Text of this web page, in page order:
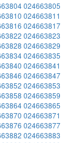
024663805
024663811
024663817
024663823
024663829
024663835
024663841
024663847
024663853
024663859
024663865
024663871
024663877
024663883